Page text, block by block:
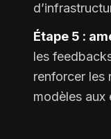
Étape 5 :
les
renforcer les
modèles aux